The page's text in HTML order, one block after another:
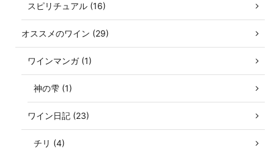
スピリチュアル (16)
オススメのワイン (29)
ワインマンガ (1)
神の雫 (1)
ワイン日記 (23)
チリ (4)